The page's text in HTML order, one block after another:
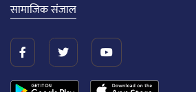
सामाजिक संजाल